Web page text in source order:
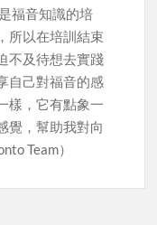
福音知識的培
所以在培訓結束
不及待想去實踐
自己對福音的感
樣，它有點象一
覺，幫助我對向
Team）